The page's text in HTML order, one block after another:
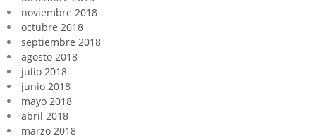
noviembre 2018
octubre 2018
septiembre 2018
agosto 2018
julio 2018
junio 2018
mayo 2018
abril 2018
marzo 2018